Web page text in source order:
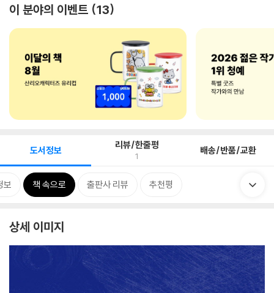
이 분야의 이벤트 13
도서정보 리뷰/한줄평
1 배송/반품/교환
보 책 속으로 출판사 리뷰 추천평
상세 이미지